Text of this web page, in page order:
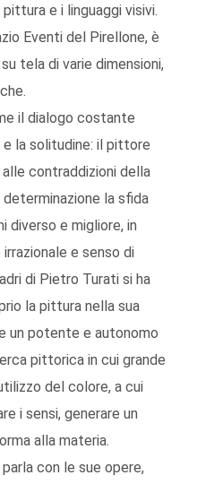
e i linguaggi visivi.
Eventi del Pirellone, è
tela di varie dimensioni,
il dialogo costante
la solitudine: il pittore
contraddizioni della
la sfida
diverso e migliore, in
e senso di
di Pietro Turati si ha
la pittura nella sua
un potente e autonomo
pittorica in cui grande
del colore, a cui
i sensi, generare un
alla materia.
con le sue opere,